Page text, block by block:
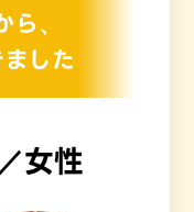
、
した
女性